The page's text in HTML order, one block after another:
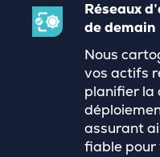
Réseaux
de demain
Nous
vos actifs
planifier la
assurant
fiable pour